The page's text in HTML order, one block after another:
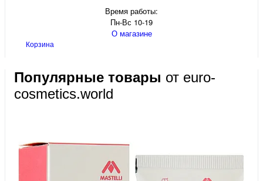
Время работы:
Пн-Вс 10-19
О магазине
Корзина
Популярные товары от euro-
cosmetics.world